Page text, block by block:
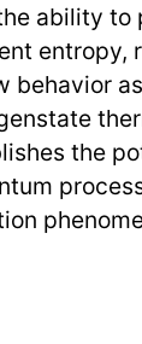
ability to
entropy,
behavior
the